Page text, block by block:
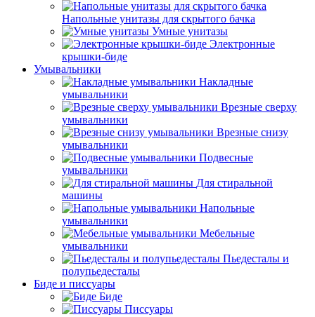
Напольные унитазы для скрытого бачка
Умные унитазы
Электронные
крышки-биде
Умывальники
Накладные
умывальники
Врезные сверху
умывальники
Врезные снизу
умывальники
Подвесные
умывальники
Для стиральной
машины
Напольные
умывальники
Мебельные
умывальники
Пьедесталы и
полупьедесталы
Биде и писсуары
Биде
Писсуары